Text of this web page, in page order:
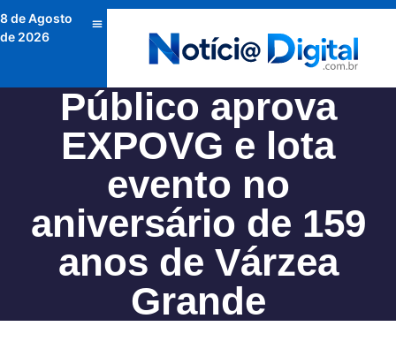
8 de Agosto
de 2026
Público aprova
EXPOVG e lota
evento no
aniversário de 159
anos de Várzea
Grande